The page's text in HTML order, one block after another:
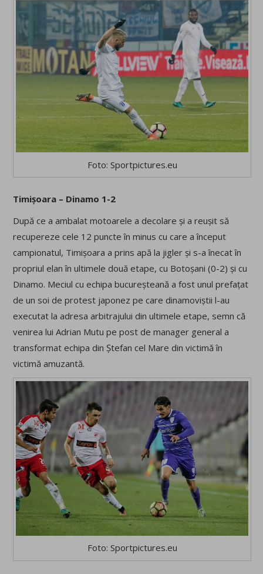
Foto: Sportpictures.eu
Timișoara – Dinamo 1-2
După ce a ambalat motoarele a decolare și a reușit să
recupereze cele 12 puncte în minus cu care a început
campionatul, Timișoara a prins apă la jigler și s-a înecat în
propriul elan în ultimele două etape, cu Botoșani (0-2) și cu
Dinamo. Meciul cu echipa bucureșteană a fost unul prefațat
de un soi de protest japonez pe care dinamoviștii l-au
executat la adresa arbitrajului din ultimele etape, semn că
venirea lui Adrian Mutu pe post de manager general a
transformat echipa din Ștefan cel Mare din victimă în
victimă amuzantă.
Foto: Sportpictures.eu